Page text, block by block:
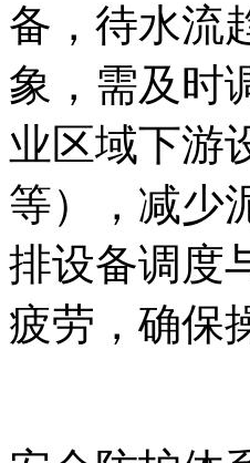
备，待水流
象，需及时
业区域下游
等），减少
排设备调度
疲劳，确保